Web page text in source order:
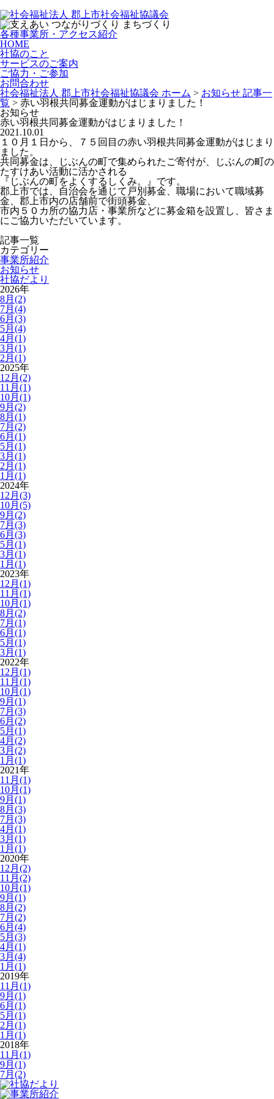
各種事業所・アクセス紹介
HOME
社協のこと
サービスのご案内
ご協力・ご参加
お問合わせ
社会福祉法人 郡上市社会福祉協議会 ホーム > お知らせ 記事一
覧 > 赤い羽根共同募金運動がはじまりました！
お知らせ
赤い羽根共同募金運動がはじまりました！
2021.10.01
１０月１日から、７５回目の赤い羽根共同募金運動がはじまり
ました。
共同募金は、じぶんの町で集められたご寄付が、じぶんの町の
たすけあい活動に活かされる
『じぶんの町をよくするしくみ。』です。
郡上市では、自治会を通じて戸別募金、職場において職域募
金、郡上市内の店舗前で街頭募金、
市内５０カ所の協力店・事業所などに募金箱を設置し、皆さま
にご協力いただいています。
記事一覧
カテゴリー
事業所紹介
お知らせ
社協だより
2026年
8月(2)
7月(4)
6月(3)
5月(4)
4月(1)
3月(1)
2月(1)
2025年
12月(2)
11月(1)
10月(1)
9月(2)
8月(1)
7月(2)
6月(1)
5月(1)
3月(1)
2月(1)
1月(1)
2024年
12月(3)
10月(5)
9月(2)
7月(3)
6月(3)
5月(1)
3月(1)
1月(1)
2023年
12月(1)
11月(1)
10月(1)
8月(2)
7月(1)
6月(1)
5月(1)
3月(1)
2022年
12月(1)
11月(1)
10月(1)
9月(1)
7月(3)
6月(2)
5月(1)
4月(2)
3月(2)
1月(1)
2021年
11月(1)
10月(1)
9月(1)
8月(3)
7月(3)
4月(1)
3月(1)
1月(1)
2020年
12月(2)
11月(2)
10月(1)
9月(1)
8月(2)
7月(2)
6月(4)
5月(3)
4月(1)
3月(4)
1月(1)
2019年
11月(1)
9月(1)
6月(1)
5月(1)
2月(1)
1月(1)
2018年
11月(1)
9月(1)
7月(2)